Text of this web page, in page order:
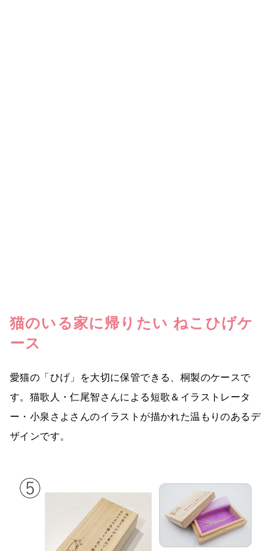
猫のいる家に帰りたい ねこひげケ
ース
愛猫の「ひげ」を大切に保管できる、桐製のケースで
す。猫歌人・仁尾智さんによる短歌＆イラストレータ
ー・小泉さよさんのイラストが描かれた温もりのあるデ
ザインです。